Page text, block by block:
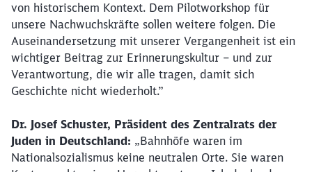
von historischem Kontext. Dem Pilotworkshop für
unsere Nachwuchskräfte sollen weitere folgen. Die
Auseinandersetzung mit unserer Vergangenheit ist ein
wichtiger Beitrag zur Erinnerungskultur – und zur
Verantwortung, die wir alle tragen, damit sich
Geschichte nicht wiederholt.”
Dr. Josef Schuster, Präsident des Zentralrats der
Juden in Deutschland: „Bahnhöfe waren im
Nationalsozialismus keine neutralen Orte. Sie waren